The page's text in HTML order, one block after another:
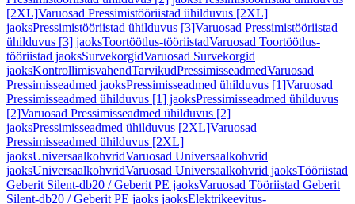
[2XL]Varuosad Pressimistööriistad ühilduvus [2XL]
jaoksPressimistööriistad ühilduvus [3]Varuosad Pressimistööriistad
ühilduvus [3] jaoksToortöötlus-tööriistadVaruosad Toortöötlus-
tööriistad jaoksSurvekorgidVaruosad Survekorgid
jaoksKontrollimisvahendTarvikudPressimisseadmedVaruosad
Pressimisseadmed jaoksPressimisseadmed ühilduvus [1]Varuosad
Pressimisseadmed ühilduvus [1] jaoksPressimisseadmed ühilduvus
[2]Varuosad Pressimisseadmed ühilduvus [2]
jaoksPressimisseadmed ühilduvus [2XL]Varuosad
Pressimisseadmed ühilduvus [2XL]
jaoksUniversaalkohvridVaruosad Universaalkohvrid
jaoksUniversaalkohvridVaruosad Universaalkohvrid jaoksTööriistad
Geberit Silent-db20 / Geberit PE jaoksVaruosad Tööriistad Geberit
Silent-db20 / Geberit PE jaoks jaoksElektrikeevitus-